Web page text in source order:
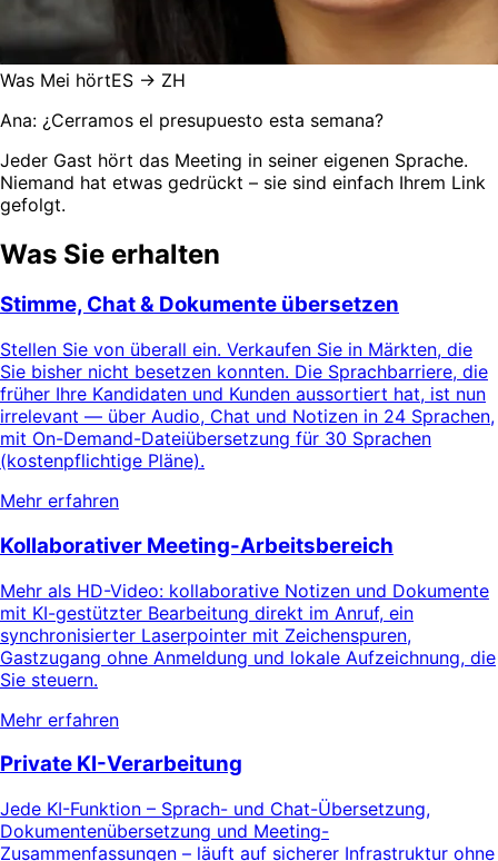
Was Mei hörtES → ZH
Ana: ¿Cerramos el presupuesto esta semana?
Jeder Gast hört das Meeting in seiner eigenen Sprache.
Niemand hat etwas gedrückt – sie sind einfach Ihrem Link
gefolgt.
Was Sie erhalten
Stimme, Chat & Dokumente übersetzen
Stellen Sie von überall ein. Verkaufen Sie in Märkten, die
Sie bisher nicht besetzen konnten. Die Sprachbarriere, die
früher Ihre Kandidaten und Kunden aussortiert hat, ist nun
irrelevant — über Audio, Chat und Notizen in 24 Sprachen,
mit On-Demand-Dateiübersetzung für 30 Sprachen
(kostenpflichtige Pläne).
Mehr erfahren
Kollaborativer Meeting-Arbeitsbereich
Mehr als HD-Video: kollaborative Notizen und Dokumente
mit KI-gestützter Bearbeitung direkt im Anruf, ein
synchronisierter Laserpointer mit Zeichenspuren,
Gastzugang ohne Anmeldung und lokale Aufzeichnung, die
Sie steuern.
Mehr erfahren
Private KI-Verarbeitung
Jede KI-Funktion – Sprach- und Chat-Übersetzung,
Dokumentenübersetzung und Meeting-
Zusammenfassungen – läuft auf sicherer Infrastruktur ohne